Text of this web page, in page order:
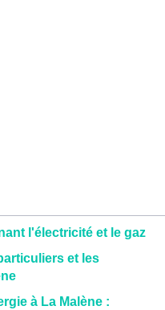
l'électricité et le gaz
et les
à La Malène :